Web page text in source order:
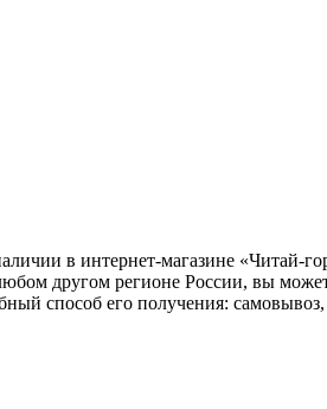
в интернет-магазине «Читай-
другом регионе России, вы
способ его получения: